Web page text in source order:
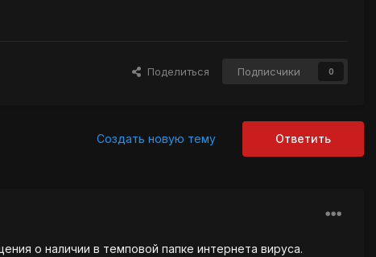
Поделиться Подписчики 0
Ответить
Создать новую тему
о наличии в темповой папке интернета вируса.